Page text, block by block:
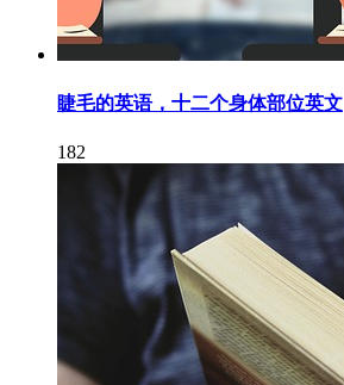
睫毛的英语，十二个身体部位英文
182